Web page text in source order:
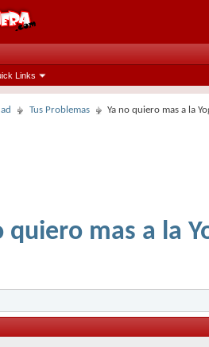
Links
Tus Problemas Ya no quiero mas a la
quiero mas a la